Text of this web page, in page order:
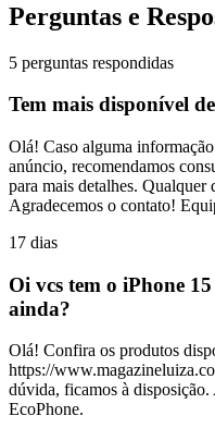
Perguntas e
5 perguntas respondidas
Tem mais disponível
Olá! Caso alguma
anúncio, recomendamos
para mais detalhes.
Agradecemos o contato!
17 dias
Oi vcs tem o iPhone
ainda?
Olá! Confira os produtos
https://
dúvida, ficamos à
EcoPhone.